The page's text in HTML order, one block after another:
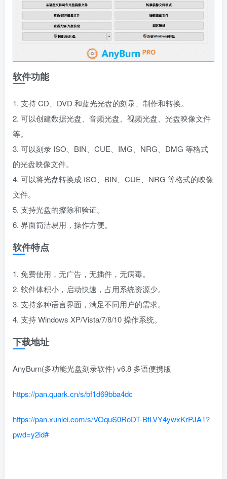
软件功能
1. 支持 CD、DVD 和蓝光光盘的刻录、制作和转换。
2. 可以创建数据光盘、音频光盘、视频光盘、光盘映像文件
等。
3. 可以刻录 ISO、BIN、CUE、IMG、NRG、DMG 等格式
的光盘映像文件。
4. 可以将光盘转换成 ISO、BIN、CUE、NRG 等格式的映像
文件。
5. 支持光盘的擦除和验证。
6. 界面简洁易用，操作方便。
软件特点
1. 免费使用，无广告，无插件，无病毒。
2. 软件体积小，启动快速，占用系统资源少。
3. 支持多种语言界面，满足不同用户的需求。
4. 支持 Windows XP/Vista/7/8/10 操作系统。
下载地址
AnyBurn(多功能光盘刻录软件) v6.8 多语便携版
https://pan.quark.cn/s/bf1d69bba4dc
https://pan.xunlei.com/s/VOquS0RoDT-BfLVY4ywxKrPJA1?
pwd=y2id#